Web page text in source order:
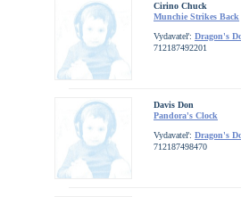
Cirino Chuck
Munchie Strikes Back
Vydavateľ: Dragon's
712187492201
Davis Don
Pandora's Clock
Vydavateľ: Dragon's
712187498470